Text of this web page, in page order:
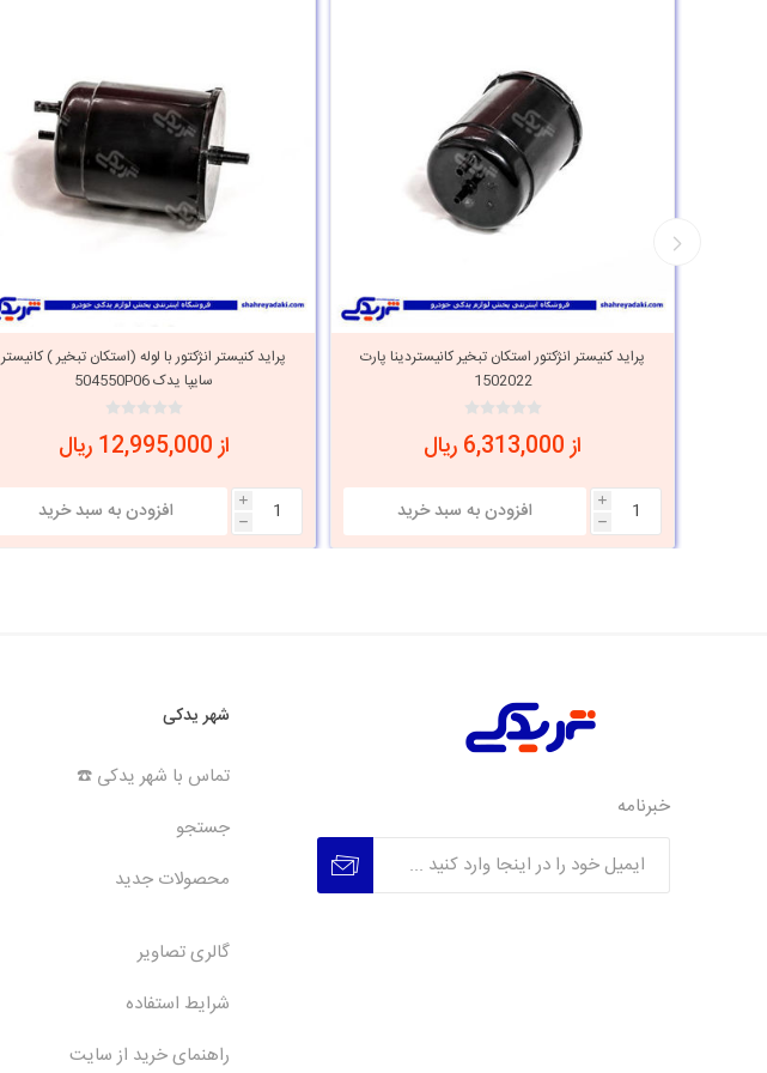
پراید کنیستر انژکتور استکان تبخیر کانیستردینا پارت
1502022
از 6,313,000 ریال
i
h
پراید کنیستر انژکتور با لوله (استکان تبخیر ) کانیستر
سایپا یدک 504550P06
از 12,995,000 ریال
i
h
خبرنامه
شهر یدکی
تماس با شهر یدکی ☎️
جستجو
محصولات جدید
گالری تصاویر
شرایط استفاده
راهنمای خرید از سایت